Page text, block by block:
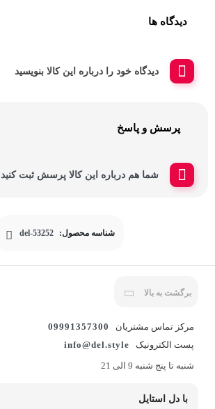
دیدگاه ها
دیدگاه خود را درباره این کالا بنویسید
پرسش و پاسخ
شما هم درباره این کالا پرسش ثبت کنید
شناسه محصول: del-53252
برگشت به بالا
مرکز تماس مشتریان
09991357300
پست الکترونیک
info@del.style
شنبه تا پنج شنبه 9 الی 21
با دل استایل